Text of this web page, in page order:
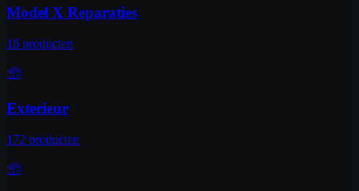
Model X Reparaties
16 producten
📦
Exterieur
172 producten
📦